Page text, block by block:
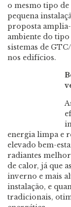
o mesmo tipo de
pequena
proposta
ambiente do tipo
sistemas de
nos edifícios.
energia limpa e
elevado bem-
radiantes
de calor, já que
inverno e mais
instalação, e
tradicionais,